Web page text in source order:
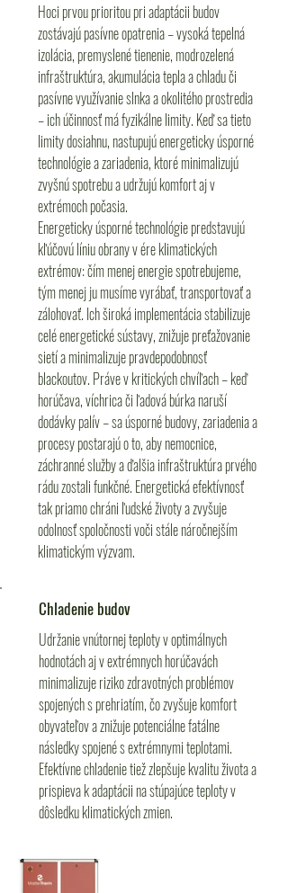
Hoci prvou prioritou pri adaptácii budov
zostávajú pasívne opatrenia – vysoká tepelná
izolácia, premyslené tienenie, modrozelená
infraštruktúra, akumulácia tepla a chladu či
pasívne využívanie slnka a okolitého prostredia
– ich účinnosť má fyzikálne limity. Keď sa tieto
limity dosiahnu, nastupujú energeticky úsporné
technológie a zariadenia, ktoré minimalizujú
zvyšnú spotrebu a udržujú komfort aj v
extrémoch počasia.
Energeticky úsporné technológie predstavujú
kľúčovú líniu obrany v ére klimatických
extrémov: čím menej energie spotrebujeme,
tým menej ju musíme vyrábať, transportovať a
zálohovať. Ich široká implementácia stabilizuje
celé energetické sústavy, znižuje preťažovanie
sietí a minimalizuje pravdepodobnosť
blackoutov. Práve v kritických chvíľach – keď
horúčava, víchrica či ľadová búrka naruší
dodávky palív – sa úsporné budovy, zariadenia a
procesy postarajú o to, aby nemocnice,
záchranné služby a ďalšia infraštruktúra prvého
rádu zostali funkčné. Energetická efektívnosť
tak priamo chráni ľudské životy a zvyšuje
odolnosť spoločnosti voči stále náročnejším
klimatickým výzvam.
Chladenie budov
Udržanie vnútornej teploty v optimálnych
hodnotách aj v extrémnych horúčavách
minimalizuje riziko zdravotných problémov
spojených s prehriatím, čo zvyšuje komfort
obyvateľov a znižuje potenciálne fatálne
následky spojené s extrémnymi teplotami.
Efektívne chladenie tiež zlepšuje kvalitu života a
prispieva k adaptácii na stúpajúce teploty v
dôsledku klimatických zmien.